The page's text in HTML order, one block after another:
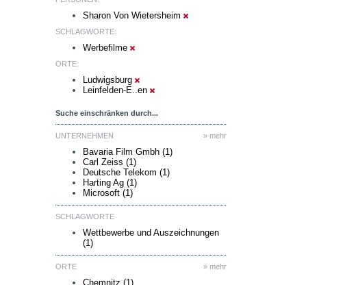
Sharon Von Wietersheim
SCHLAGWORTE:
Werbefilme
ORTE:
Ludwigsburg
Leinfelden-E..en
Suche einschränken durch...
» mehr
UNTERNEHMEN
Bavaria Film Gmbh (1)
Carl Zeiss (1)
Deutsche Telekom (1)
Harting Ag (1)
Microsoft (1)
SCHLAGWORTE
Wettbewerbe und Auszeichnungen
(1)
» mehr
ORTE
Chemnitz (1)